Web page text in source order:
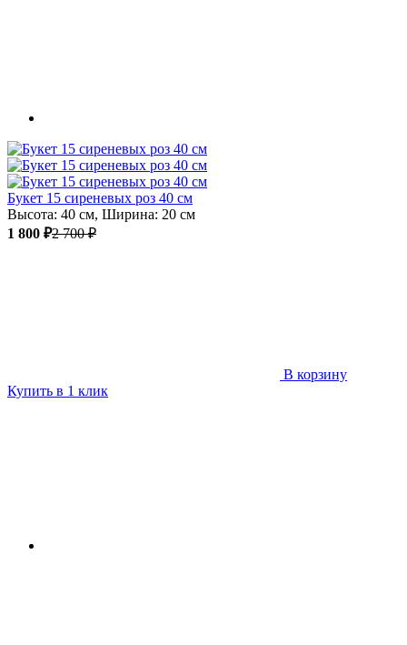
Букет 15 сиреневых роз 40 см
Высота: 40 см, Ширина: 20 см
1 800 ₽2 700 ₽
В корзину
Купить в 1 клик